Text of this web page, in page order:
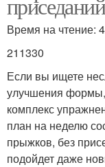
Время на чтение:
211330
Если вы ищете
улучшения
комплекс
план на неделю
прыжков, без
подойдет даже